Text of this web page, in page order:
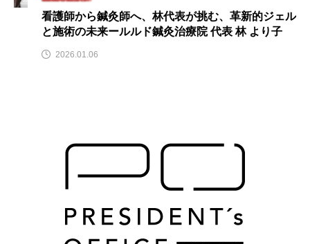
看護師から鍼灸師へ、林代表が挑む、革新的ジェル
と施術の未来ールルド鍼灸治療院 代表 林 より子
2026.01.06